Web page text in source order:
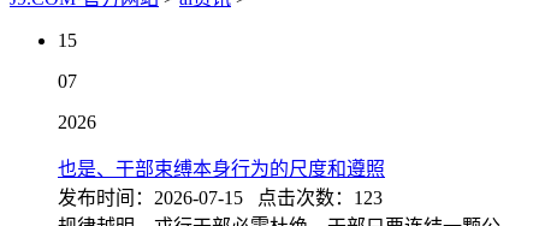
15
07
2026
也是、干部束缚本身行为的尺度和遵照
发布时间：2026-07-15 点击次数：123